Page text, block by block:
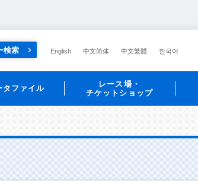
検索 English 中文简体 中文繁體 한국어
タファイル
レース場・
チケットショップ